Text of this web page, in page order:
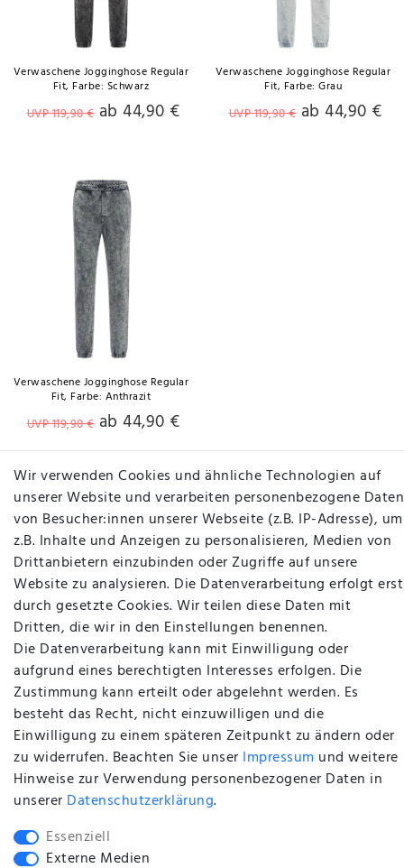
Verwaschene Jogginghose Regular
Fit, Farbe: Schwarz
UVP 119,90 € ab 44,90 €
Verwaschene Jogginghose Regular
Fit, Farbe: Grau
UVP 119,90 € ab 44,90 €
Verwaschene Jogginghose Regular
Fit, Farbe: Anthrazit
UVP 119,90 € ab 44,90 €
INFORMATIONEN
AGB
Widerrufsrecht
Datenschutzerklärung
Impressum
Händler Anfragen
Vertrag widerrufen
ZAHLUNG & VERSAND
Versandangaben
Zahlung
Wir verwenden Cookies und ähnliche Technologien auf
unserer Website und verarbeiten personenbezogene Daten
von Besucher:innen unserer Webseite (z.B. IP-Adresse), um
z.B. Inhalte und Anzeigen zu personalisieren, Medien von
Drittanbietern einzubinden oder Zugriffe auf unsere
Website zu analysieren. Die Datenverarbeitung erfolgt erst
durch gesetzte Cookies. Wir teilen diese Daten mit
Dritten, die wir in den Einstellungen benennen.
Die Datenverarbeitung kann mit Einwilligung oder
aufgrund eines berechtigten Interesses erfolgen. Die
Zustimmung kann erteilt oder abgelehnt werden. Es
besteht das Recht, nicht einzuwilligen und die
Einwilligung zu einem späteren Zeitpunkt zu ändern oder
zu widerrufen. Beachten Sie unser Impressum und weitere
Hinweise zur Verwendung personenbezogener Daten in
unserer Daten­schutz­erklärung.
Essenziell
Externe Medien